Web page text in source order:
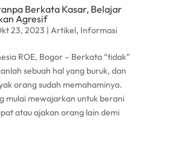
Berkata Kasar, Belajar
Agresif
23, 2023 | Artikel, Informasi
ROE, Bogor – Berkata “tidak”
sebuah hal yang buruk, dan
orang sudah memahaminya.
mulai mewajarkan untuk berani
atau ajakan orang lain demi